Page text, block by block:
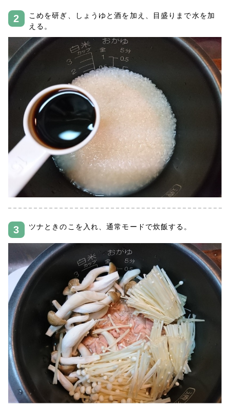
こめを研ぎ、しょうゆと酒を加え、目盛りまで水を加
える。
ツナときのこを入れ、通常モードで炊飯する。